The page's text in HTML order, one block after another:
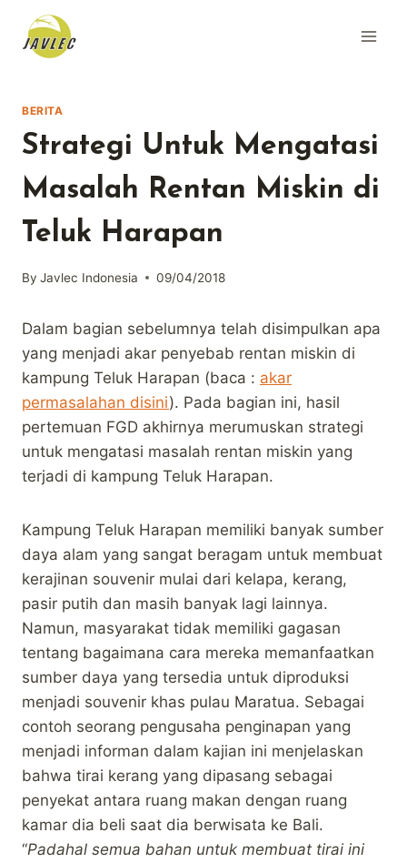
content
BERITA
Strategi Untuk Mengatasi
Masalah Rentan Miskin di
Teluk Harapan
By Javlec Indonesia 09/04/2018
Dalam bagian sebelumnya telah disimpulkan apa
yang menjadi akar penyebab rentan miskin di
kampung Teluk Harapan (baca : akar
permasalahan disini). Pada bagian ini, hasil
pertemuan FGD akhirnya merumuskan strategi
untuk mengatasi masalah rentan miskin yang
terjadi di kampung Teluk Harapan.
Kampung Teluk Harapan memiliki banyak sumber
daya alam yang sangat beragam untuk membuat
kerajinan souvenir mulai dari kelapa, kerang,
pasir putih dan masih banyak lagi lainnya.
Namun, masyarakat tidak memiliki gagasan
tentang bagaimana cara mereka memanfaatkan
sumber daya yang tersedia untuk diproduksi
menjadi souvenir khas pulau Maratua. Sebagai
contoh seorang pengusaha penginapan yang
menjadi informan dalam kajian ini menjelaskan
bahwa tirai kerang yang dipasang sebagai
penyekat antara ruang makan dengan ruang
kamar dia beli saat dia berwisata ke Bali.
“Padahal semua bahan untuk membuat tirai ini